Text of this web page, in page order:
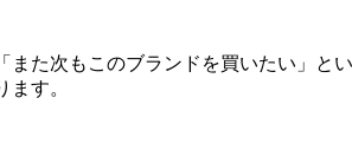
た次もこのブランドを買いたい」
す。